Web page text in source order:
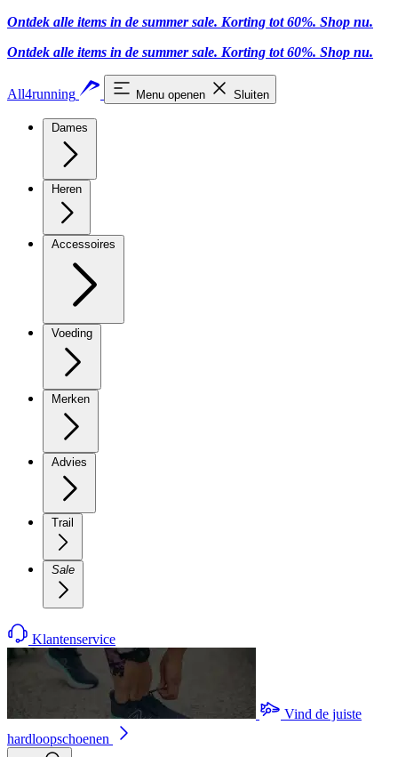
Ontdek alle items in de summer sale. Korting tot 60%. Shop nu.
Ontdek alle items in de summer sale. Korting tot 60%. Shop nu.
All4running Menu openen Sluiten
Dames
Heren
Accessoires
Voeding
Merken
Advies
Trail
Sale
Klantenservice
Vind de juiste
hardloopschoenen